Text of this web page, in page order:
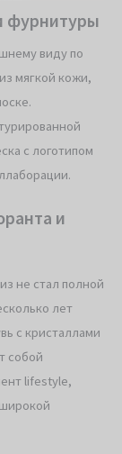
фурнитуры
виду по
мягкой кожи,
с логотипом
и
не стал полной
лет
с кристаллами
собой
lifestyle,